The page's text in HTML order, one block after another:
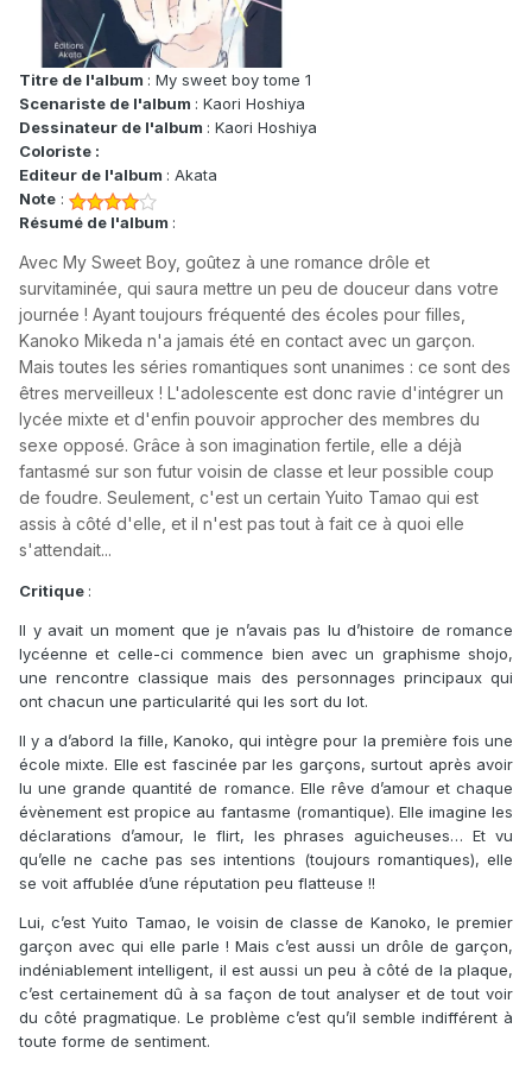
Titre de l'album : My sweet boy tome 1
Scenariste de l'album : Kaori Hoshiya
Dessinateur de l'album : Kaori Hoshiya
Coloriste :
Editeur de l'album : Akata
Note :
Résumé de l'album :
Avec My Sweet Boy, goûtez à une romance drôle et
survitaminée, qui saura mettre un peu de douceur dans votre
journée ! Ayant toujours fréquenté des écoles pour filles,
Kanoko Mikeda n'a jamais été en contact avec un garçon.
Mais toutes les séries romantiques sont unanimes : ce sont des
êtres merveilleux ! L'adolescente est donc ravie d'intégrer un
lycée mixte et d'enfin pouvoir approcher des membres du
sexe opposé. Grâce à son imagination fertile, elle a déjà
fantasmé sur son futur voisin de classe et leur possible coup
de foudre. Seulement, c'est un certain Yuito Tamao qui est
assis à côté d'elle, et il n'est pas tout à fait ce à quoi elle
s'attendait...
Critique :
Il y avait un moment que je n’avais pas lu d’histoire de romance
lycéenne et celle-ci commence bien avec un graphisme shojo,
une rencontre classique mais des personnages principaux qui
ont chacun une particularité qui les sort du lot.
Il y a d’abord la fille, Kanoko, qui intègre pour la première fois une
école mixte. Elle est fascinée par les garçons, surtout après avoir
lu une grande quantité de romance. Elle rêve d’amour et chaque
évènement est propice au fantasme (romantique). Elle imagine les
déclarations d’amour, le flirt, les phrases aguicheuses… Et vu
qu’elle ne cache pas ses intentions (toujours romantiques), elle
se voit affublée d’une réputation peu flatteuse !!
Lui, c’est Yuito Tamao, le voisin de classe de Kanoko, le premier
garçon avec qui elle parle ! Mais c’est aussi un drôle de garçon,
indéniablement intelligent, il est aussi un peu à côté de la plaque,
c’est certainement dû à sa façon de tout analyser et de tout voir
du côté pragmatique. Le problème c’est qu’il semble indifférent à
toute forme de sentiment.